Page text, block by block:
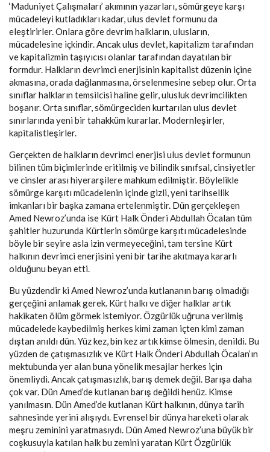
‘Maduniyet Çalışmaları’ akımının yazarları, sömürgeye karşı
mücadeleyi kutladıkları kadar, ulus devlet formunu da
eleştirirler. Onlara göre devrim halkların, ulusların,
mücadelesine içkindir. Ancak ulus devlet, kapitalizm tarafından
ve kapitalizmin taşıyıcısı olanlar tarafından dayatılan bir
formdur. Halkların devrimci enerjisinin kapitalist düzenin içine
akmasına, orada dağlanmasına, örselenmesine sebep olur. Orta
sınıflar halkların temsilcisi haline gelir, ulusluk devrimcilikten
boşanır. Orta sınıflar, sömürgeciden kurtarılan ulus devlet
sınırlarında yeni bir tahakküm kurarlar. Modernleşirler,
kapitalistleşirler.
Gerçekten de halkların devrimci enerjisi ulus devlet formunun
bilinen tüm biçimlerinde eritilmiş ve bilindik sınıfsal, cinsiyetler
ve cinsler arası hiyerarşilere mahkum edilmiştir. Böylelikle
sömürge karşıtı mücadelenin içinde gizli, yeni tarihsellik
imkanları bir başka zamana ertelenmiştir. Dün gerçekleşen
Amed Newroz’unda ise Kürt Halk Önderi Abdullah Öcalan tüm
şahitler huzurunda Kürtlerin sömürge karşıtı mücadelesinde
böyle bir seyire asla izin vermeyeceğini, tam tersine Kürt
halkının devrimci enerjisini yeni bir tarihe akıtmaya kararlı
olduğunu beyan etti.
Bu yüzdendir ki Amed Newroz’unda kutlananın barış olmadığı
gerçeğini anlamak gerek. Kürt halkı ve diğer halklar artık
hakikaten ölüm görmek istemiyor. Özgürlük uğruna verilmiş
mücadelede kaybedilmiş herkes kimi zaman içten kimi zaman
dıştan anıldı dün. Yüz kez, bin kez artık kimse ölmesin, denildi. Bu
yüzden de çatışmasızlık ve Kürt Halk Önderi Abdullah Öcalan’ın
mektubunda yer alan buna yönelik mesajlar herkes için
önemliydi. Ancak çatışmasızlık, barış demek değil. Barışa daha
çok var. Dün Amed’de kutlanan barış değildi henüz. Kimse
yanılmasın. Dün Amed’de kutlanan Kürt halkının, dünya tarih
sahnesinde yerini alışıydı. Evrensel bir dünya hareketi olarak
meşru zeminini yaratmasıydı. Dün Amed Newroz’una büyük bir
coşkusuyla katılan halk bu zemini yaratan Kürt Özgürlük